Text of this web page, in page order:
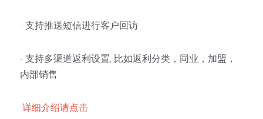
- 支持推送短信进行客户回访
- 支持多渠道返利设置, 比如返利分类，同业，加盟，
内部销售
详细介绍请点击